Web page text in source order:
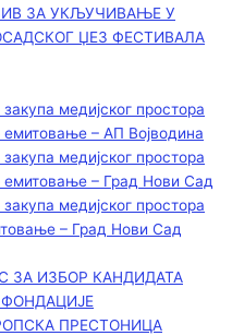
ЗА УКЉУЧИВАЊЕ У
ЏЕЗ ФЕСТИВАЛА
медијског простора
емитовање – АП Војводинa
медијског простора
емитовање – Град Нови Сад
медијског простора
– Град Нови Сад
ЗА ИЗБОР КАНДИДАТА
ПРЕСТОНИЦА